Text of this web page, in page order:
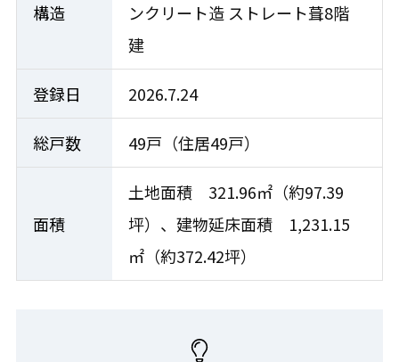
構造
ンクリート造 ストレート葺8階
建
登録日 2026.7.24
総戸数 49戸（住居49戸）
面積
土地面積 321.96㎡（約97.39
坪）、建物延床面積 1,231.15
㎡（約372.42坪）